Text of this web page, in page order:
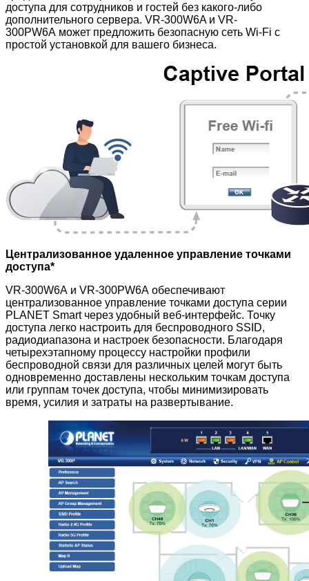
доступа для сотрудников и гостей без какого-либо
дополнительного сервера. VR-300W6A и VR-
300PW6A может предложить безопасную сеть Wi-Fi с
простой установкой для вашего бизнеса.
Централизованное удаленное управление точками
доступа*
VR-300W6A и VR-300PW6A обеспечивают
централизованное управление точками доступа серии
PLANET Smart через удобный веб-интерфейс. Точку
доступа легко настроить для беспроводного SSID,
радиодиапазона и настроек безопасности. Благодаря
четырехэтапному процессу настройки профили
беспроводной связи для различных целей могут быть
одновременно доставлены нескольким точкам доступа
или группам точек доступа, чтобы минимизировать
время, усилия и затраты на развертывание.